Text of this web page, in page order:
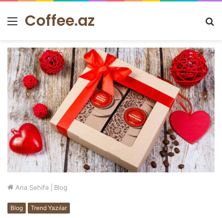
Menu
Coffee.az
Ana Səhifə Blog
Blog Trend Yazılar